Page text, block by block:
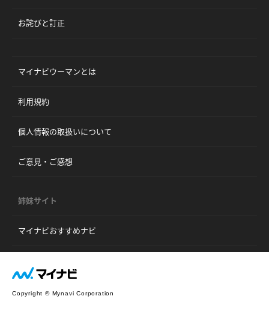
お詫びと訂正
マイナビウーマンとは
利用規約
個人情報の取扱いについて
ご意見・ご感想
姉妹サイト
マイナビおすすめナビ
Copyright © Mynavi Corporation